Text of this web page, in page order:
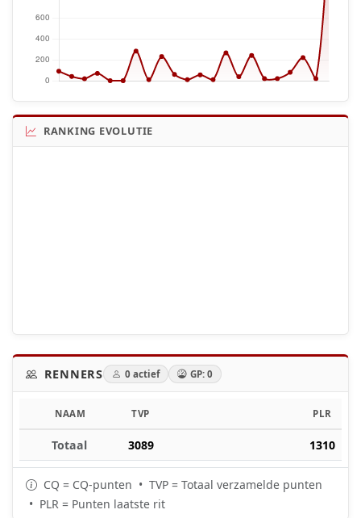
RANKING EVOLUTIE
RENNERS 0 actief GP: 0
NAAM TVP PLR
Totaal 3089 1310
CQ = CQ-punten • TVP = Totaal verzamelde punten
• PLR = Punten laatste rit